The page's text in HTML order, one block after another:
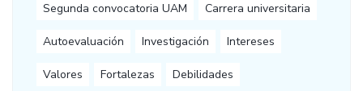
Segunda convocatoria UAM Carrera universitaria
Autoevaluación Investigación Intereses
Valores Fortalezas Debilidades